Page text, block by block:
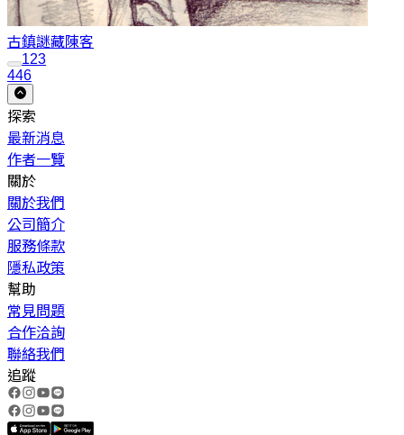
古鎮謎藏陳客
123
446
探索
最新消息
作者一覽
關於
關於我們
公司簡介
服務條款
隱私政策
幫助
常見問題
合作洽詢
聯絡我們
追蹤